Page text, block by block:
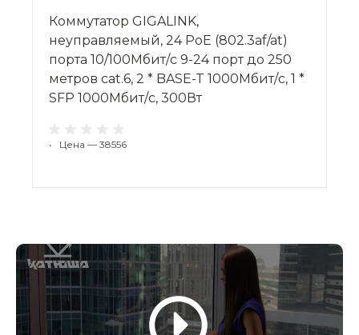
Коммутатор GIGALINK,
неуправляемый, 24 PoE (802.3af/at)
порта 10/100Мбит/с 9-24 порт до 250
метров cat.6, 2 * BASE-T 1000Мбит/с, 1 *
SFP 1000Мбит/с, 300Вт
• Цена — 38556